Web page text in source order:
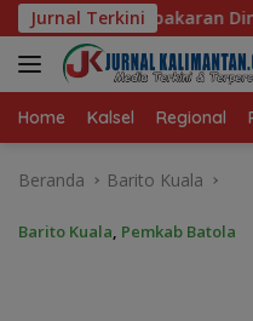
Langsung
ke
konten
Jurnal Terkini
Gegerkan Warga
Home Kalsel Regional
Beranda Barito Kuala
Barito Kuala, Pemkab Batola